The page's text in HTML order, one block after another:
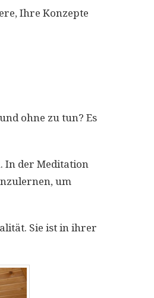
Ihre Konzepte
ohne zu tun? Es
In der Meditation
um
Sie ist in ihrer